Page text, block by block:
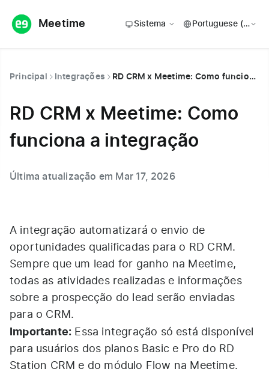
Meetime Sistema
Principal Integrações RD CRM x Meetime: Como funciona a integração
RD CRM x Meetime: Como
funciona a integração
Última atualização em Mar 17, 2026
A integração automatizará o envio de
oportunidades qualificadas para o RD CRM.
Sempre que um lead for ganho na Meetime,
todas as atividades realizadas e informações
sobre a prospecção do lead serão enviadas
para o CRM.
Importante: Essa integração só está disponível
para usuários dos planos Basic e Pro do RD
Station CRM e do módulo Flow na Meetime.